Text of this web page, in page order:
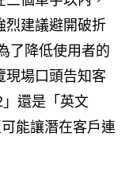
烈建議避開破折
了降低使用者的
現場口頭告知客
還是「英文
能讓潛在客戶連